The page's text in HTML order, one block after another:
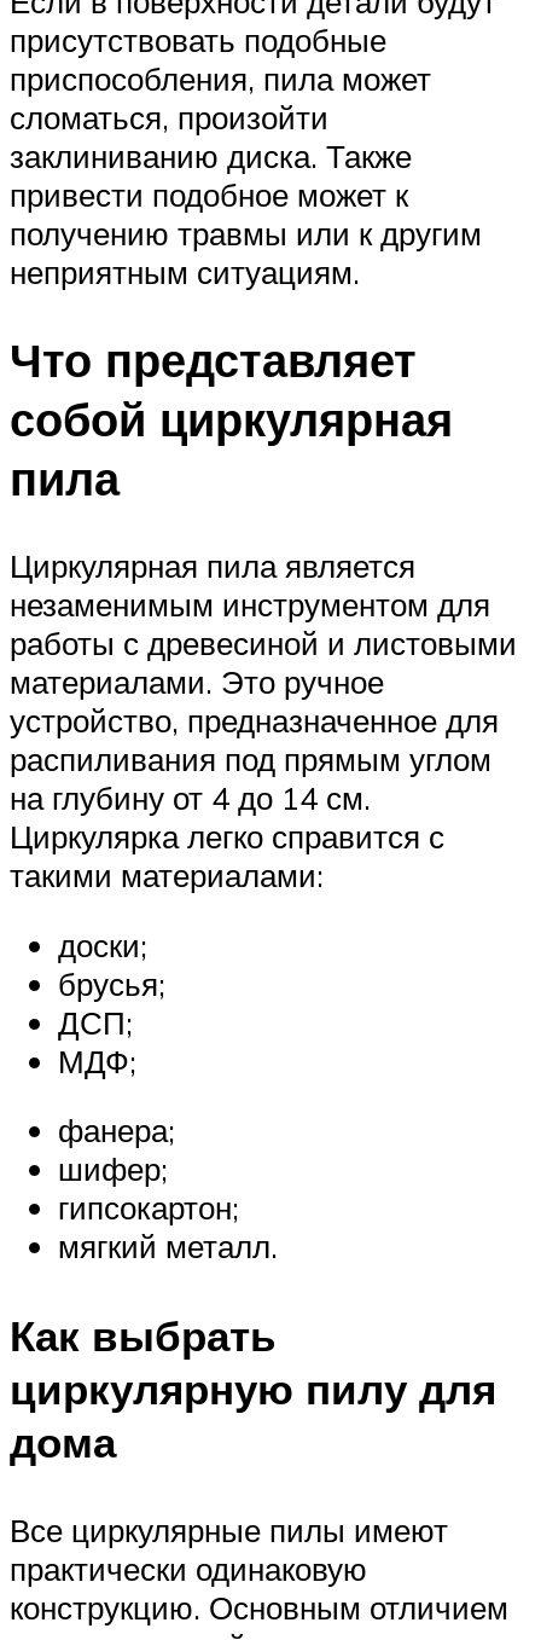
присутствовать подобные
приспособления, пила может
сломаться, произойти
заклиниванию диска. Также
привести подобное может к
получению травмы или к другим
неприятным ситуациям.
Что представляет
собой циркулярная
пила
Циркулярная пила является
незаменимым инструментом для
работы с древесиной и листовыми
материалами. Это ручное
устройство, предназначенное для
распиливания под прямым углом
на глубину от 4 до 14 см.
Циркулярка легко справится с
такими материалами:
доски;
брусья;
ДСП;
МДФ;
фанера;
шифер;
гипсокартон;
мягкий металл.
Как выбрать
циркулярную пилу для
дома
Все циркулярные пилы имеют
практически одинаковую
конструкцию. Основным отличием